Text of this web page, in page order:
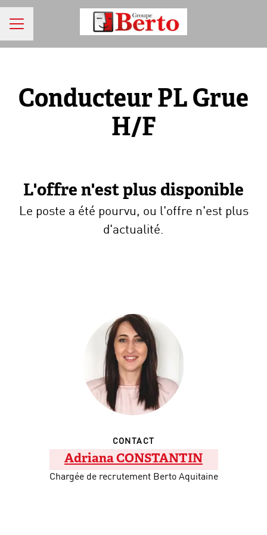
MENU CARRIÈRE
Conducteur PL Grue
H/F
L'offre n'est plus disponible
Le poste a été pourvu, ou l'offre n'est plus
d'actualité.
CONTACT
Adriana CONSTANTIN
Chargée de recrutement Berto Aquitaine